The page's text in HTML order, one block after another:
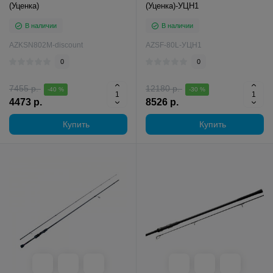
(Уценка)
В наличии
AZKSN802M-discount
0
7455 р. -40 %
4473 р.
Купить
(Уценка)-УЦН1
В наличии
AZSF-80L-УЦН1
0
12180 р. -30 %
8526 р.
Купить